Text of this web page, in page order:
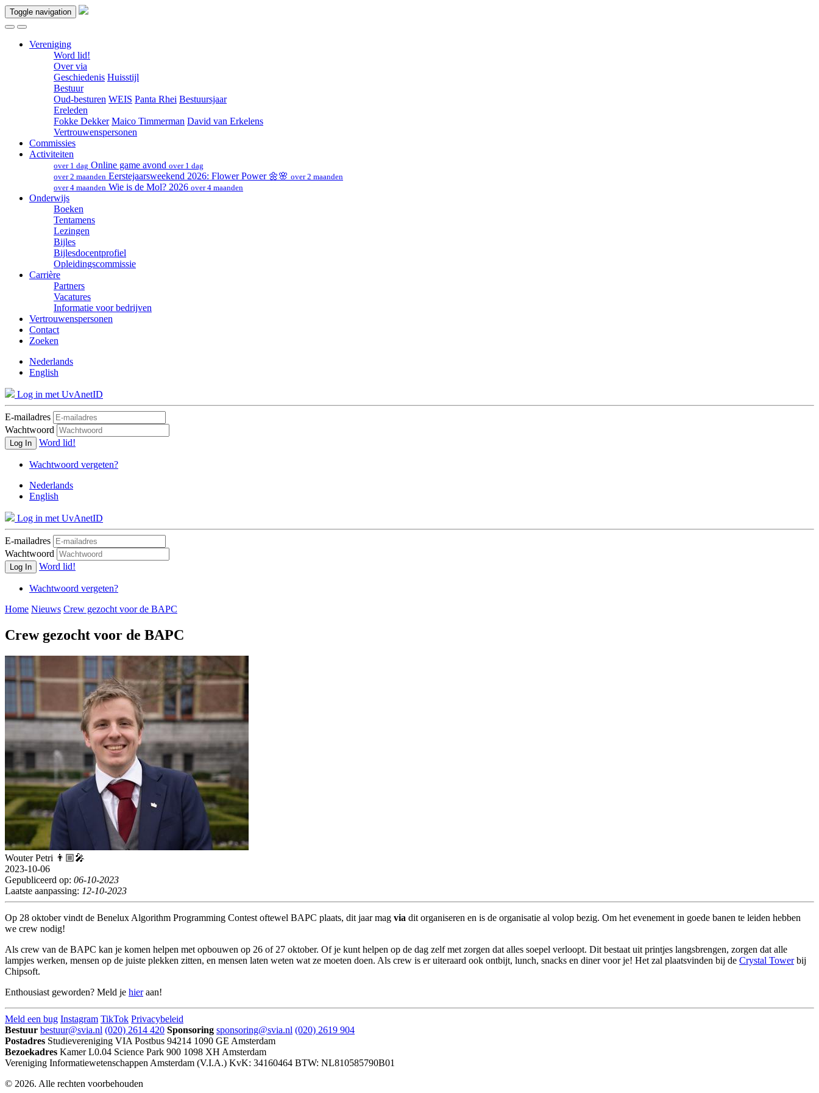
Toggle navigation
Vereniging
Word lid!
Over via
Geschiedenis Huisstijl
Bestuur
Oud-besturen WEIS Panta Rhei Bestuursjaar
Ereleden
Fokke Dekker Maico Timmerman David van Erkelens
Vertrouwenspersonen
Commissies
Activiteiten
over 1 dag Online game avond over 1 dag
over 2 maanden Eerstejaarsweekend 2026: Flower Power 🌼🌸 over 2 maanden
over 4 maanden Wie is de Mol? 2026 over 4 maanden
Onderwijs
Boeken
Tentamens
Lezingen
Bijles
Bijlesdocentprofiel
Opleidingscommissie
Carrière
Partners
Vacatures
Informatie voor bedrijven
Vertrouwenspersonen
Contact
Zoeken
Nederlands
English
Log in met UvAnetID
E-mailadres
Wachtwoord
Log In Word lid!
Wachtwoord vergeten?
Nederlands
English
Log in met UvAnetID
E-mailadres
Wachtwoord
Log In Word lid!
Wachtwoord vergeten?
Home Nieuws Crew gezocht voor de BAPC
Crew gezocht voor de BAPC
Wouter Petri 👨🏼‍🎤
2023-10-06
Gepubliceerd op: 06-10-2023
Laatste aanpassing: 12-10-2023
Op 28 oktober vindt de Benelux Algorithm Programming Contest oftewel BAPC plaats, dit jaar mag via dit organiseren en is de organisatie al volop bezig. Om het evenement in goede banen te leiden hebben
we crew nodig!
Als crew van de BAPC kan je komen helpen met opbouwen op 26 of 27 oktober. Of je kunt helpen op de dag zelf met zorgen dat alles soepel verloopt. Dit bestaat uit printjes langsbrengen, zorgen dat alle
lampjes werken, mensen op de juiste plekken zitten, en mensen laten weten wat ze moeten doen. Als crew is er uiteraard ook ontbijt, lunch, snacks en diner voor je! Het zal plaatsvinden bij de Crystal Towerbij
Chipsoft.
Enthousiast geworden? Meld je hieraan!
Meld een bug Instagram TikTok Privacybeleid
Bestuur bestuur@svia.nl (020) 2614 420 Sponsoring sponsoring@svia.nl (020) 2619 904
Postadres Studievereniging VIA Postbus 94214 1090 GE Amsterdam
Bezoekadres Kamer L0.04 Science Park 900 1098 XH Amsterdam
Vereniging Informatiewetenschappen Amsterdam (V.I.A.) KvK: 34160464 BTW: NL810585790B01
© 2026. Alle rechten voorbehouden